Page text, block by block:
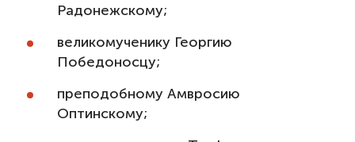
Радонежскому;
великомученику Георгию
Победоносцу;
преподобному Амвросию
Оптинскому;